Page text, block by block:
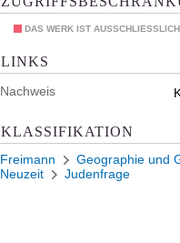
DAS WERK IST
LINKS
Nachweis
KLASSIFIKATION
Freimann
Geographie und
Neuzeit
Judenfrage